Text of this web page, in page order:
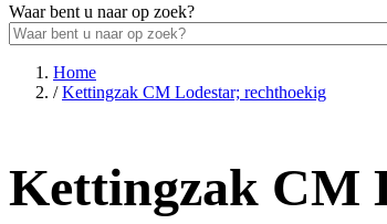
Waar bent u naar op zoek?
Home
/ Kettingzak CM Lodestar; rechthoekig
Kettingzak CM